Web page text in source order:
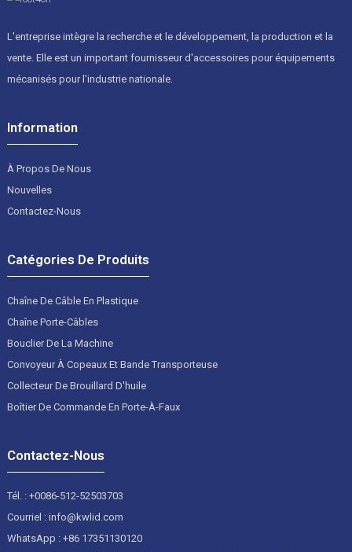
L'entreprise intègre la recherche et le développement, la production et la
vente. Elle est un important fournisseur d'accessoires pour équipements
mécanisés pour l'industrie nationale.
Information
À Propos De Nous
Nouvelles
Contactez-Nous
Catégories De Produits
Chaîne De Câble En Plastique
Chaîne Porte-Câbles
Bouclier De La Machine
Convoyeur À Copeaux Et Bande Transporteuse
Collecteur De Brouillard D'huile
Boîtier De Commande En Porte-À-Faux
Contactez-Nous
Tél. : +0086-512-52503703
Courriel : info@kwlid.com
WhatsApp : +86 17351130120